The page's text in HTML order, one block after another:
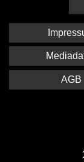
AGB